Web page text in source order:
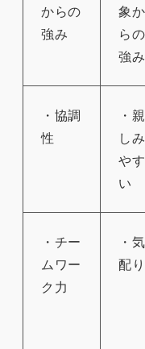
からの
強み
象か
らの
強み
・協調
性
・親
しみ
やす
い
・チー
ムワー
ク力
・気
配り